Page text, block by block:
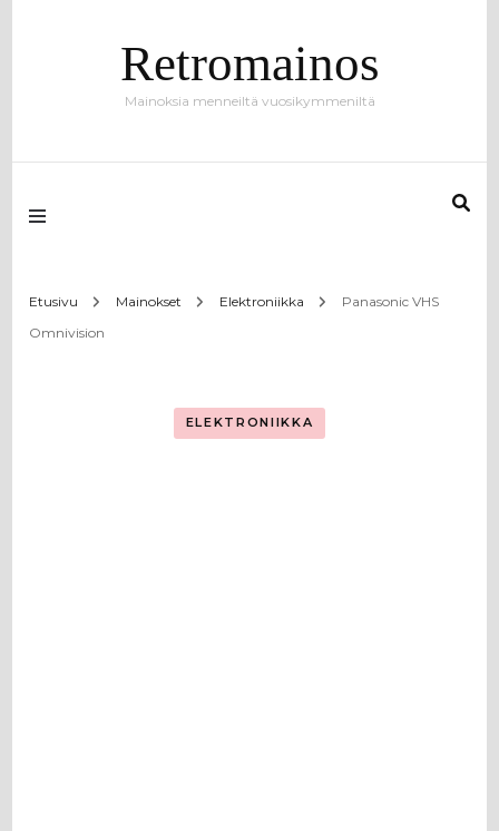
Retromainos
Mainoksia menneiltä vuosikymmeniltä
Etusivu Mainokset Elektroniikka
Panasonic VHS
Omnivision
ELEKTRONIIKKA